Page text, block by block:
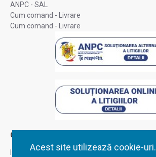
Acest site utilizează cookie-uri.
ANPC - SAL
Cum comand - Livrare
Cum comand - Livrare
Contul Meu
Inregistrare